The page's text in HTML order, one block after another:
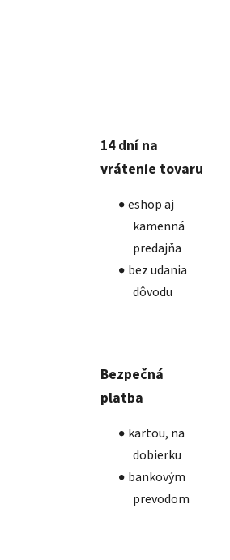
14 dní na
vrátenie tovaru
eshop aj
kamenná
predajňa
bez udania
dôvodu
Bezpečná
platba
kartou, na
dobierku
bankovým
prevodom